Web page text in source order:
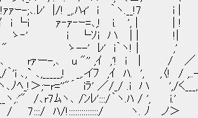
|/! _,.ﾊｨ' i ｀ヽ.__!7 i |
ｧ‐ｧ‐ｰ=､,! i. ', | | !
‐' i └ｿi ハ | | !|
ゝ--' ﾚ' i｀ヽ! | ,'
,､ u "'' ,ｲ ,'! i | / ／
_,.イﾌ ,ｲ ﾊ. ', ,〈! /
;ｰr=''"´ iﾗ' ／/_/ .i ハ ',/く
､r7ﾑヽ､ /ﾝﾚ':::/｀ヽ.ﾊ
ヽ. ﾉ ノ＞ │ 久々に